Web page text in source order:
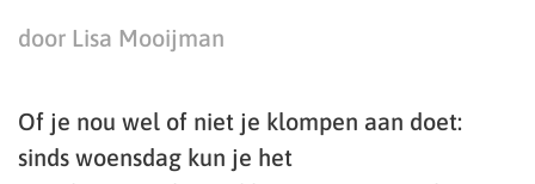
door Lisa Mooijman
Of je nou wel of niet je klompen aan doet:
sinds woensdag kun je het